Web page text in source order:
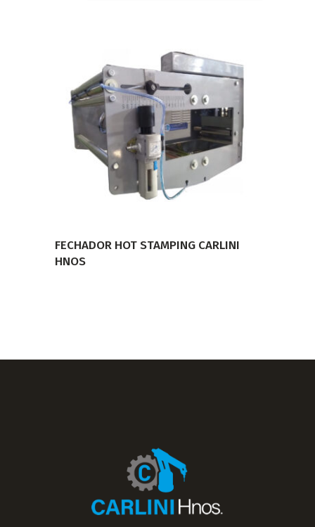
LEER MÁS
FECHADOR HOT STAMPING CARLINI
HNOS